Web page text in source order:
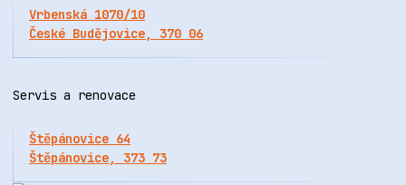
Vrbenská 1070/10
České Budějovice, 370 06
Servis a renovace
Štěpánovice 64
Štěpánovice, 373 73